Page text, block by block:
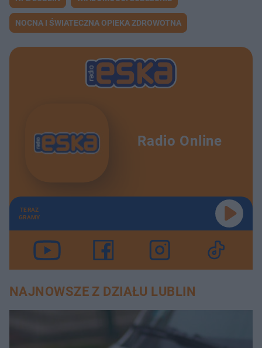
NOCNA I ŚWIATECZNA OPIEKA ZDROWOTNA
Radio Online
TERAZ
GRAMY
NAJNOWSZE Z DZIAŁU LUBLIN